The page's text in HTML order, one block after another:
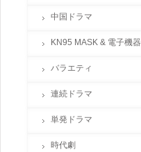
中国ドラマ
KN95 MASK & 電子機器
バラエティ
連続ドラマ
単発ドラマ
時代劇